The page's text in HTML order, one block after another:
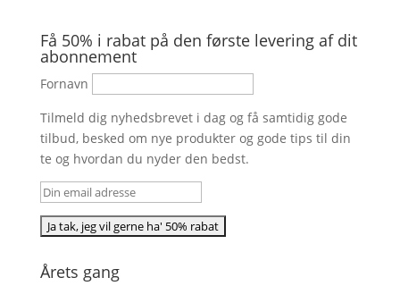
30 kr.
Få 50% i rabat på den første levering af dit
abonnement
Fornavn
Tilmeld dig nyhedsbrevet i dag og få samtidig gode
tilbud, besked om nye produkter og gode tips til din
te og hvordan du nyder den bedst.
Årets gang